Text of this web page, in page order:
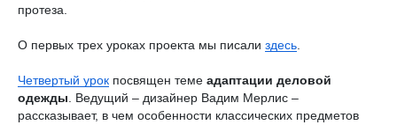
протеза.
О первых трех уроках проекта мы писали здесь
Четвертый урок посвящен теме адаптации деловой
одежды . Ведущий – дизайнер Вадим Мерлис –
рассказывает, в чем особенности классических предметов